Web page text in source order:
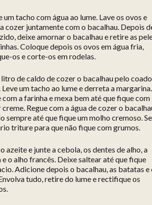
um tacho com água ao lume. Lave os ovos e
cozer juntamente com o bacalhau. Depois
deixe amornar o bacalhau e retire as
Coloque depois os ovos em água fria,
os e corte-os em rodelas.
litro de caldo de cozer o bacalhau pelo
Leve um tacho ao lume e derreta a margarina.
com a farinha e mexa bem até que fique com
creme. Regue com a água de cozer o
sempre até que fique um molho cremoso. Se
triture para que não fique com grumos.
azeite e junte a cebola, os dentes de alho, a
e o alho francês. Deixe saltear até que fique
Adicione depois o bacalhau, as batatas e
tudo, retire do lume e rectifique os